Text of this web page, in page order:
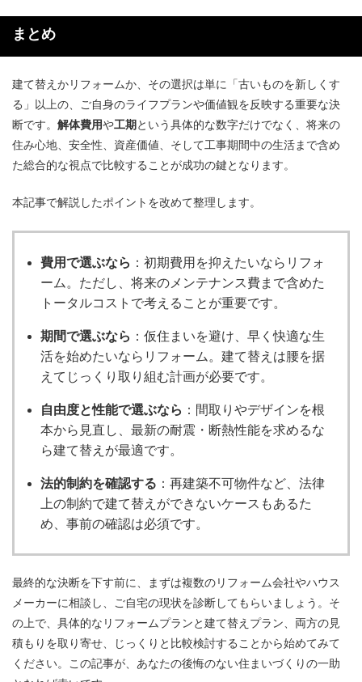
まとめ
建て替えかリフォームか、その選択は単に「古いものを新しくす
る」以上の、ご自身のライフプランや価値観を反映する重要な決
断です。 解体費用や工期という具体的な数字だけでなく、将来の
住み心地、安全性、資産価値、そして工事期間中の生活まで含め
た総合的な視点で比較することが成功の鍵となります。
本記事で解説したポイントを改めて整理します。
費用で選ぶなら ：初期費用を抑えたいならリフォ
ーム。ただし、将来のメンテナンス費まで含めた
トータルコストで考えることが重要です。
期間で選ぶなら ：仮住まいを避け、早く快適な生
活を始めたいならリフォーム。建て替えは腰を据
えてじっくり取り組む計画が必要です。
自由度と性能で選ぶなら ：間取りやデザインを根
本から見直し、最新の耐震・断熱性能を求めるな
ら建て替えが最適です。
法的制約を確認する ：再建築不可物件など、法律
上の制約で建て替えができないケースもあるた
め、事前の確認は必須です。
最終的な決断を下す前に、まずは複数のリフォーム会社やハウス
メーカーに相談し、ご自宅の現状を診断してもらいましょう。そ
の上で、具体的なリフォームプランと建て替えプラン、両方の見
積もりを取り寄せ、じっくりと比較検討することから始めてみて
ください。この記事が、あなたの後悔のない住まいづくりの一助